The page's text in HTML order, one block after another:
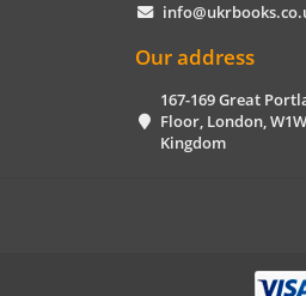
Our address
167-169 Great
Floor, London,
Kingdom